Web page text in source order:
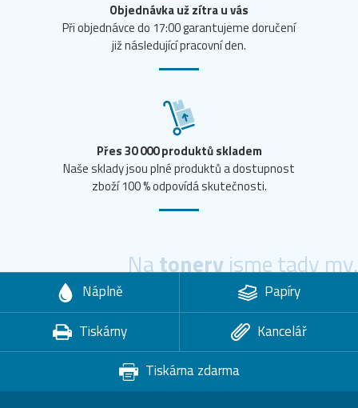
Objednávka už zítra u vás
Při objednávce do 17:00 garantujeme doručení
již následující pracovní den.
Přes 30 000 produktů skladem
Naše sklady jsou plné produktů a dostupnost
zboží 100 % odpovídá skutečnosti.
Natoneryjsme tady my.
Náplně
Papíry
Tiskárny
Kancelář
Tiskárna zdarma